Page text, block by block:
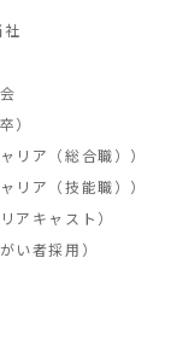
）
リア（総合職））
リア（技能職））
アキャスト）
い者採用）